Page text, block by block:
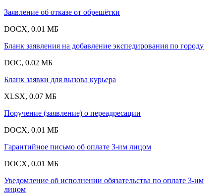
Заявление об отказе от обрешётки
DOCX, 0.01 МБ
Бланк заявления на добавление экспедирования по городу
DOC, 0.02 МБ
Бланк заявки для вызова курьера
XLSX, 0.07 МБ
Поручение (заявление) о переадресации
DOCX, 0.01 МБ
Гарантийное письмо об оплате 3-им лицом
DOCX, 0.01 МБ
Уведомление об исполнении обязательства по оплате 3-им
лицом